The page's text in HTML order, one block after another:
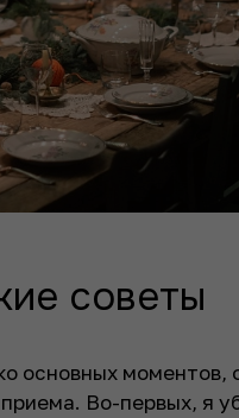
советы
основных моментов,
Во-первых, я